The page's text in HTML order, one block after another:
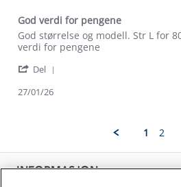
God verdi for pengene
Review
by
S.
27
review
stating
verdi
pengene
God størrelse og modell. Str L for
verdi for pengene
Del
27
2026
27/01/26
1 2
INFORMASJON
Kontakt oss
Konkurransevinnere
Kundeklubb
Bedrift, barnehage og SFO
Presse
Dyreetikk
1% til samfunnet
Samarbeide med oss?
Dette trenger du til
Gravidklær
Hvordan velge riktig turtøy?
Store størrelser
Norgesferie 🇳🇴
Få turinspirasjon og tips her⛰
Overnatte utendørs⛺